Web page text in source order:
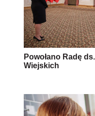
Powołano Radę
Wiejskich